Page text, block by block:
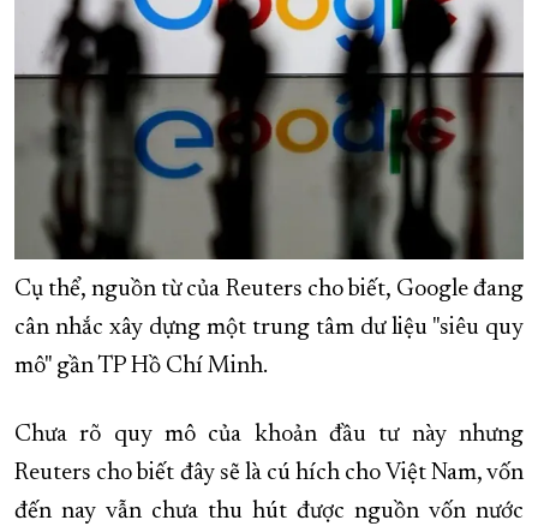
Cụ thể, nguồn từ của Reuters cho biết, Google đang
cân nhắc xây dựng một trung tâm dư liệu "siêu quy
mô" gần TP Hồ Chí Minh.
Chưa rõ quy mô của khoản đầu tư này nhưng
Reuters cho biết đây sẽ là cú hích cho Việt Nam, vốn
đến nay vẫn chưa thu hút được nguồn vốn nước